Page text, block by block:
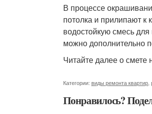
В процессе
потолка и прилипают к
водостойкую смесь для
можно дополнительно
Читайте далее о смете
Категории: виды ремонта квартир
Понравилось?